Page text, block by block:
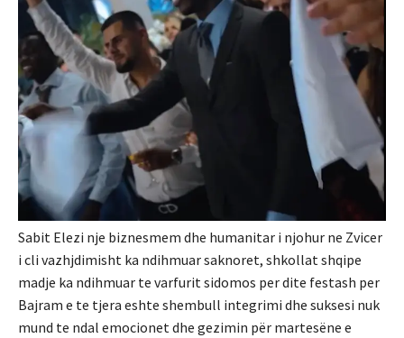
Sabit Elezi nje biznesmem dhe humanitar i njohur ne Zvicer
i cli vazhjdimisht ka ndihmuar saknoret, shkollat shqipe
madje ka ndihmuar te varfurit sidomos per dite festash per
Bajram e te tjera eshte shembull integrimi dhe suksesi nuk
mund te ndal emocionet dhe gezimin për martesëne e